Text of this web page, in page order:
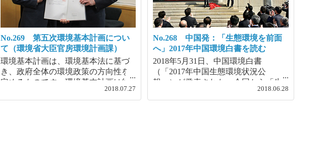
No.269 第五次環境基本計画につい
て（環境省大臣官房環境計画課）
環境基本計画は、環境基本法に基づ
き、政府全体の環境政策の方向性を
定めるものです。環境基本計画は約6
年ごとに見直しを行っており、この
度、第五次計画を平成30年4月17日に
2018.07.27
No.268 中国発：「生態環境を前面
へ」2017年中国環境白書を読む
2018年5月31日、中国環境白書
（「2017年中国生態環境状況公
報」）が発表された。今回から「生
態環境状況公報」と名前を変え、新
たに「生態」の2文字が加わった（こ
2018.06.28